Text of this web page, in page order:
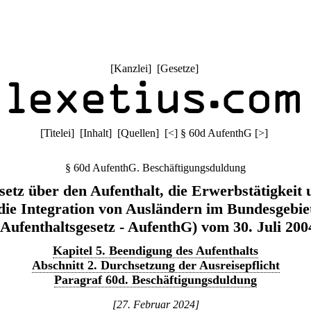
[Kanzlei] [Gesetze]
[Titelei] [Inhalt] [Quellen] [<] § 60d AufenthG [>]
§ 60d AufenthG. Beschäftigungsduldung
über den Aufenthalt, die Erwerbstätigkeit
Integration von Ausländern im
- AufenthG) vom 30. Juli
Kapitel 5. Beendigung des Aufenthalts
Abschnitt 2. Durchsetzung der Ausreisepflicht
Paragraf 60d. Beschäftigungsduldung
[27. Februar 2024]